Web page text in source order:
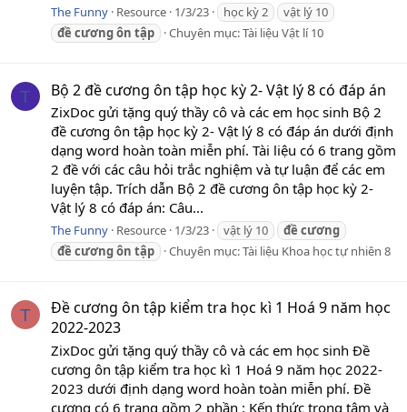
The Funny Resource 1/3/23 học kỳ 2
vật lý 10
đề cươngôn tập Chuyên mục:Tài liệu Vật lí 10
T Bộ 2 đề cương ôn tập học kỳ 2- Vật lý 8 có đáp án
ZixDoc gửi tặng quý thầy cô và các em học sinh Bộ 2
đề cương ôn tập học kỳ 2- Vật lý 8 có đáp án dưới định
dạng word hoàn toàn miễn phí. Tài liệu có 6 trang gồm
2 đề với các câu hỏi trắc nghiệm và tự luận để các em
luyện tập. Trích dẫn Bộ 2 đề cương ôn tập học kỳ 2-
Vật lý 8 có đáp án: Câu...
The Funny Resource 1/3/23 vật lý 10 đề cương
đề cươngôn tập Chuyên mục:Tài liệu Khoa học tự nhiên 8
T
Đề cương ôn tập kiểm tra học kì 1 Hoá 9 năm học
2022-2023
ZixDoc gửi tặng quý thầy cô và các em học sinh Đề
cương ôn tập kiểm tra học kì 1 Hoá 9 năm học 2022-
2023 dưới định dạng word hoàn toàn miễn phí. Đề
cương có 6 trang gồm 2 phần : Kến thức trọng tâm và